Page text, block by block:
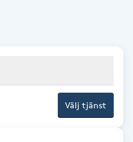
Välj tjänst